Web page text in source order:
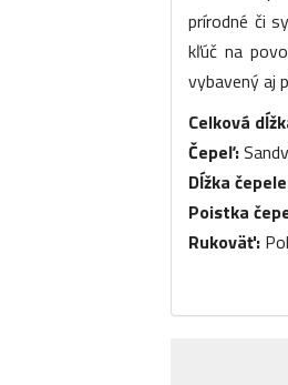
prírodné či
kľúč na
vybavený aj
Celková
Čepeľ:
Dĺžka
Poistka
Rukoväť: